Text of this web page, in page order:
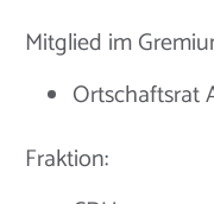
Mitglied im
Ortschaftsrat
Fraktion: